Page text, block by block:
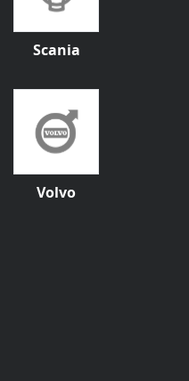
Scania
Volvo